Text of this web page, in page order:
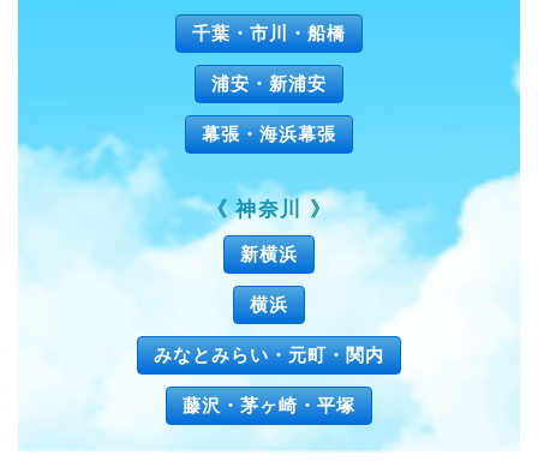
千葉・市川・船橋
浦安・新浦安
幕張・海浜幕張
《 神奈川 》
新横浜
横浜
みなとみらい・元町・関内
藤沢・茅ヶ崎・平塚